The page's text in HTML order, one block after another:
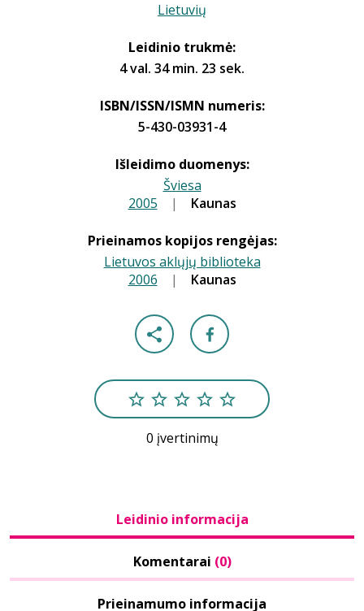
Lietuvių
Leidinio trukmė:
4 val. 34 min. 23 sek.
ISBN/ISSN/ISMN numeris:
5-430-03931-4
Išleidimo duomenys:
Šviesa
2005 | Kaunas
Prieinamos kopijos rengėjas:
Lietuvos aklųjų biblioteka
2006 | Kaunas
0 įvertinimų
Leidinio informacija
Komentarai (0)
Prieinamumo informacija